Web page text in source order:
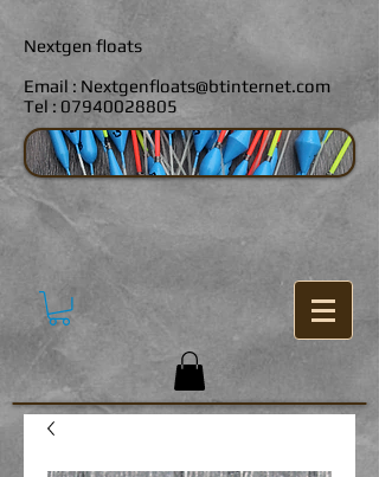
Nextgen floats
Email : Nextgenfloats@btinternet.com
Tel : 07940028805